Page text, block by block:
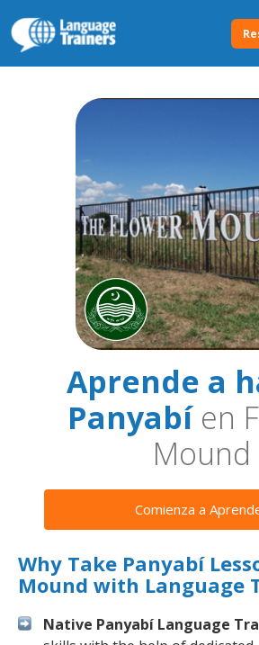
Aprende a
Panyabíen
Mound
Comienza a
Why Take Panyabí
Mound with Language
Native Panyabí Language